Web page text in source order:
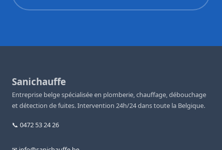
Sanichauffe
Entreprise belge spécialisée en plomberie, chauffage, débouchage
et détection de fuites. Intervention 24h/24 dans toute la Belgique.
📞 0472 53 24 26